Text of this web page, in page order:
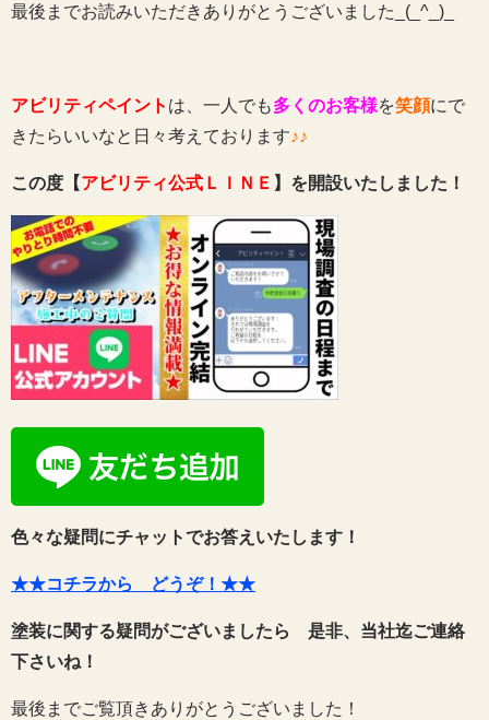
最後までお読みいただきありがとうございました_(_^_)_
アビリティペイント は、一人でも多くのお客様を笑顔にで
きたらいいなと日々考えております♪♪
この度【アビリティ公式ＬＩＮＥ 】を開設いたしました！
色々な疑問にチャットでお答えいたします！
★★コチラから どうぞ！★★
塗装に関する疑問がございましたら 是非、当社迄ご連絡
下さいね！
最後までご覧頂きありがとうございました！